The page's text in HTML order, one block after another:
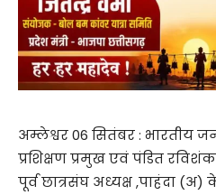
अम्लेश्वर 06 सितंबर : भारतीय
प्रशिक्षण प्रमुख एवं पंडित
पूर्व छात्रसंघ अध्यक्ष ,पाहंदा